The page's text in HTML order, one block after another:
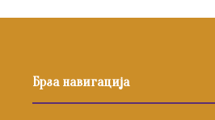
Брза навигација